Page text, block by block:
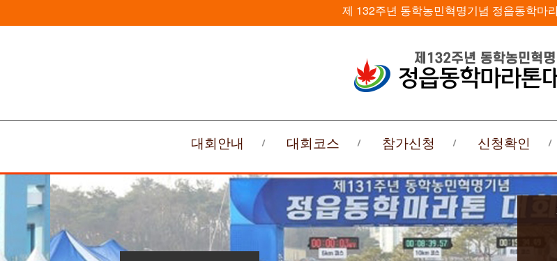
제 132주년 동학농민혁명기념 정읍동학마
대회안내 대회코스 참가신청 신청확인